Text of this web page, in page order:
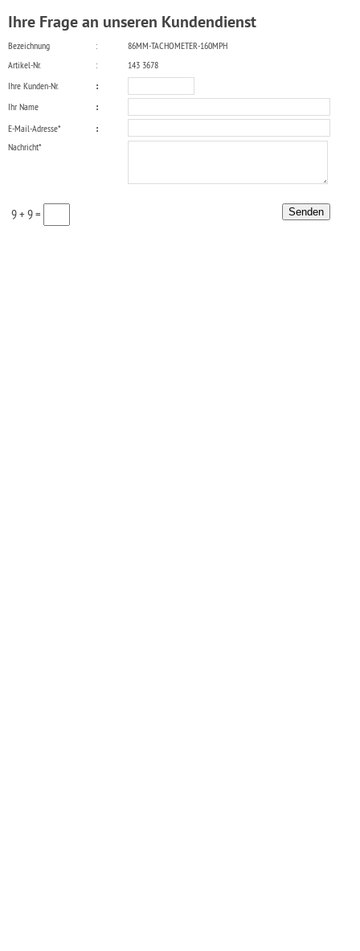
Ihre Frage an unseren Kundendienst
Bezeichnung :
86MM-TACHOMETER-160MPH
Artikel-Nr.
:
143 3678
Ihre Kunden-Nr.
:
Ihr Name
:
E-Mail-Adresse*
:
Nachricht*
9 + 9 =